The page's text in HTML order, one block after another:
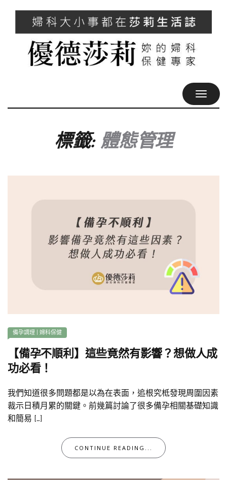
標籤:體態管理
備孕調理 婦科保健
【備孕不順利】這些竟然有影響？想做人成
功必看！
我們知道很多問題都是以為在表面，追根究柢發現周圍因素
裁示日積月累的關鍵。前幾篇討論了很多備孕相關基礎知識
和簡易 […]
CONTINUE READING...